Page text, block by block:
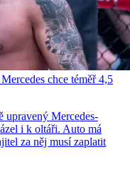
chce téměř 4,5
upravený Mercedes-
i k oltáři. Auto má
za něj musí zaplatit